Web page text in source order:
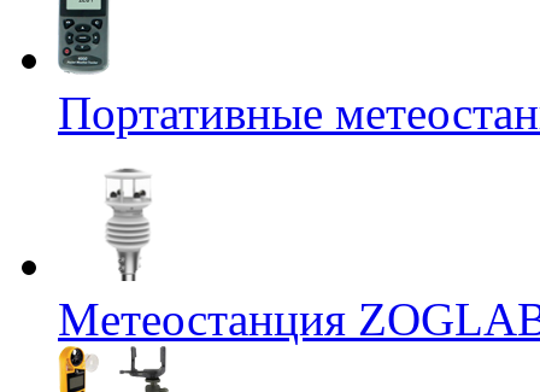
Портативные
Mетеостанция